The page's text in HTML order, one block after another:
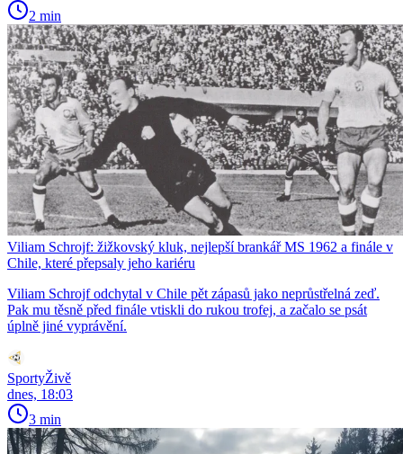
2 min
Viliam Schrojf: žižkovský kluk, nejlepší brankář MS 1962 a finále v
Chile, které přepsaly jeho kariéru
Viliam Schrojf odchytal v Chile pět zápasů jako neprůstřelná zeď.
Pak mu těsně před finále vtiskli do rukou trofej, a začalo se psát
úplně jiné vyprávění.
SportyŽivě
dnes, 18:03
3 min